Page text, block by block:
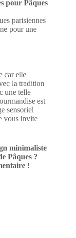
pour Pâques
parisiennes
pour une
car elle
la tradition
une telle
est
sensoriel
vous invite
minimaliste
Pâques ?
!